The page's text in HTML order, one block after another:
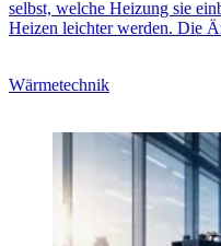
selbst, welche Heizung sie
Heizen leichter werden. Die
Wärmetechnik